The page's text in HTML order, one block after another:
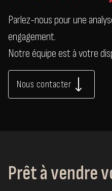
Parlez-nous pour une
engagement.
Notre équipe est à votre
Nous contacter
Prêt à vendre